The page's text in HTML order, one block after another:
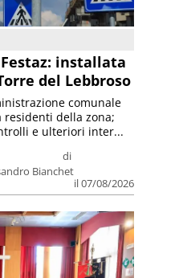
installata
del Lebbroso
di
Bianchet
il 07/08/2026
comunale
residenti della zona;
e ulteriori inter...